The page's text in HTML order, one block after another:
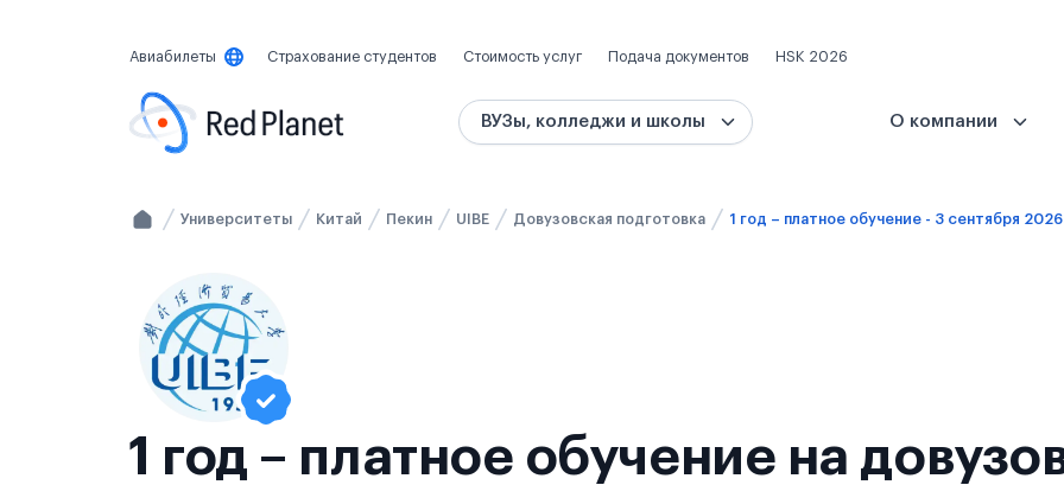
Авиабилеты Страхование студентов Стоимость услуг Подача документов HSK 2026
ВУЗы, колледжи и школы О компании
Университеты Китай Пекин UIBE Довузовская подготовка 1 год – платное обучение - 3 сентября 2026
1 год – платное обучение на